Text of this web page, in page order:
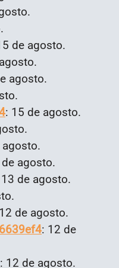
de agosto.
agosto.
: 15 de agosto.
agosto.
de agosto.
de agosto.
: 12 de
: 12 de agosto.